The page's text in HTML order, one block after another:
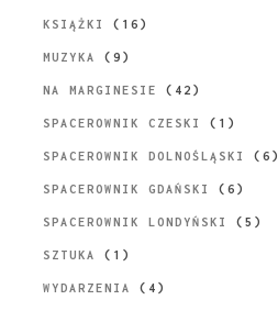
KSIĄŻKI (16)
MUZYKA (9)
NA MARGINESIE (42)
SPACEROWNIK CZESKI (1)
SPACEROWNIK DOLNOŚLĄSKI (6)
SPACEROWNIK GDAŃSKI (6)
SPACEROWNIK LONDYŃSKI (5)
SZTUKA (1)
WYDARZENIA (4)